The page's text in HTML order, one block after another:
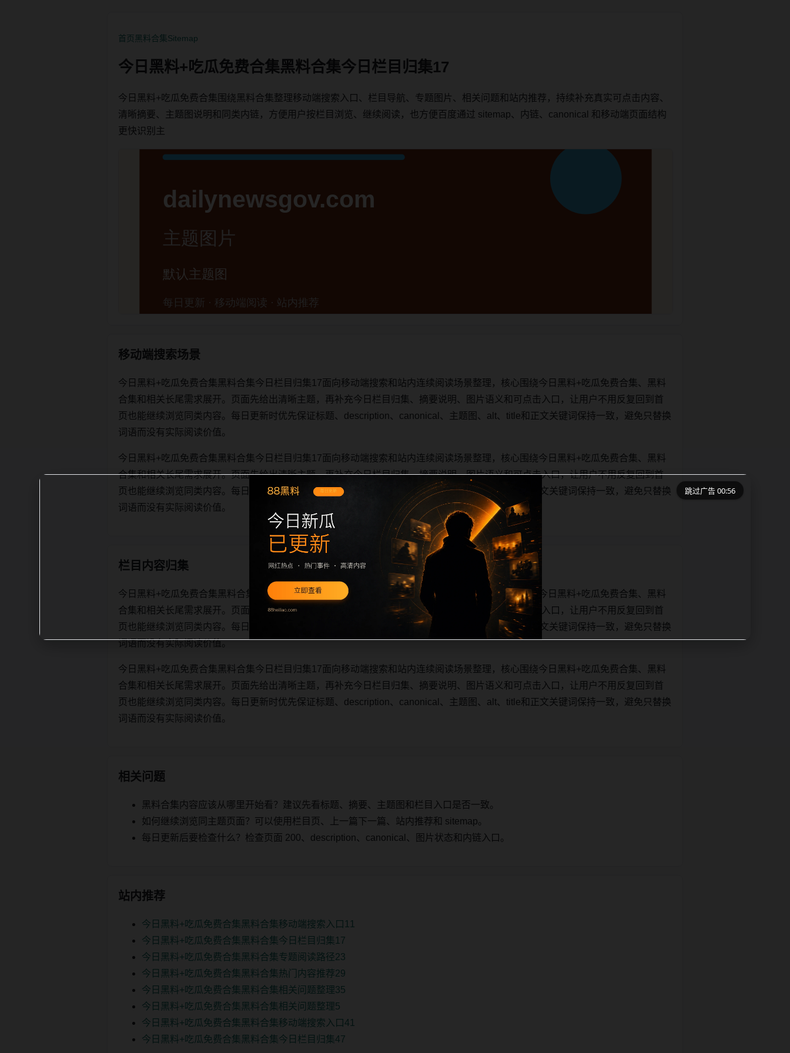
首页黑料合集Sitemap
今日黑料+吃瓜免费合集黑料合集今日栏目归集17
今日黑料+吃瓜免费合集围绕黑料合集整理移动端搜索入口、栏目导航、专题图片、相关问题和站内推荐，持续补充真实可点击内容、
清晰摘要、主题图说明和同类内链，方便用户按栏目浏览、继续阅读，也方便百度通过 sitemap、内链、canonical 和移动端页面结构
更快识别主
移动端搜索场景
今日黑料+吃瓜免费合集黑料合集今日栏目归集17面向移动端搜索和站内连续阅读场景整理，核心围绕今日黑料+吃瓜免费合集、黑料
合集和相关长尾需求展开。页面先给出清晰主题，再补充今日栏目归集、摘要说明、图片语义和可点击入口，让用户不用反复回到首
页也能继续浏览同类内容。每日更新时优先保证标题、description、canonical、主题图、alt、title和正文关键词保持一致，避免只替换
词语而没有实际阅读价值。
今日黑料+吃瓜免费合集黑料合集今日栏目归集17面向移动端搜索和站内连续阅读场景整理，核心围绕今日黑料+吃瓜免费合集、黑料
合集和相关长尾需求展开。页面先给出清晰主题，再补充今日栏目归集、摘要说明、图片语义和可点击入口，让用户不用反复回到首
页也能继续浏览同类内容。每日更新时优先保证标题、description、canonical、主题图、alt、title和正文关键词保持一致，避免只替换
词语而没有实际阅读价值。
栏目内容归集
今日黑料+吃瓜免费合集黑料合集今日栏目归集17面向移动端搜索和站内连续阅读场景整理，核心围绕今日黑料+吃瓜免费合集、黑料
合集和相关长尾需求展开。页面先给出清晰主题，再补充今日栏目归集、摘要说明、图片语义和可点击入口，让用户不用反复回到首
页也能继续浏览同类内容。每日更新时优先保证标题、description、canonical、主题图、alt、title和正文关键词保持一致，避免只替换
词语而没有实际阅读价值。
今日黑料+吃瓜免费合集黑料合集今日栏目归集17面向移动端搜索和站内连续阅读场景整理，核心围绕今日黑料+吃瓜免费合集、黑料
合集和相关长尾需求展开。页面先给出清晰主题，再补充今日栏目归集、摘要说明、图片语义和可点击入口，让用户不用反复回到首
页也能继续浏览同类内容。每日更新时优先保证标题、description、canonical、主题图、alt、title和正文关键词保持一致，避免只替换
词语而没有实际阅读价值。
相关问题
黑料合集内容应该从哪里开始看？建议先看标题、摘要、主题图和栏目入口是否一致。
如何继续浏览同主题页面？可以使用栏目页、上一篇下一篇、站内推荐和 sitemap。
每日更新后要检查什么？检查页面 200、description、canonical、图片状态和内链入口。
站内推荐
今日黑料+吃瓜免费合集黑料合集移动端搜索入口11
今日黑料+吃瓜免费合集黑料合集今日栏目归集17
今日黑料+吃瓜免费合集黑料合集专题阅读路径23
今日黑料+吃瓜免费合集黑料合集热门内容推荐29
今日黑料+吃瓜免费合集黑料合集相关问题整理35
今日黑料+吃瓜免费合集黑料合集相关问题整理5
今日黑料+吃瓜免费合集黑料合集移动端搜索入口41
今日黑料+吃瓜免费合集黑料合集今日栏目归集47
跳过广告 00:56